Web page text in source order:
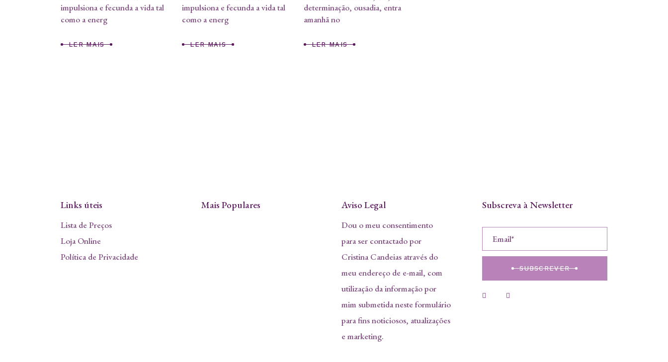
impulsiona e fecunda a vida tal
como a energ
LER MAIS
impulsiona e fecunda a vida tal
como a energ
LER MAIS
determinação, ousadia, entra
amanhã no
LER MAIS
Links úteis
Lista de Preços
Loja Online
Política de Privacidade
Mais Populares Aviso Legal
Dou o meu consentimento
para ser contactado por
Cristina Candeias através do
meu endereço de e-mail, com
utilização da informação por
mim submetida neste formulário
para fins noticiosos, atualizações
e marketing.
Subscreva à Newsletter
SUBSCREVER